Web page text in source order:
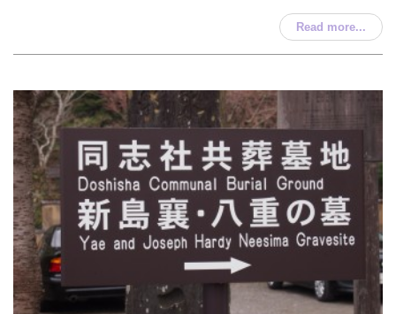
Read more...